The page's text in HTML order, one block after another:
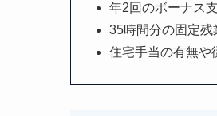
年2回のボーナス
35時間分の固定
住宅手当の有無や